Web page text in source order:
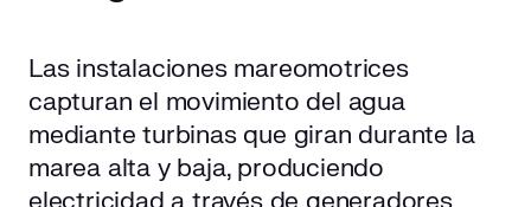
Las instalaciones mareomotrices
capturan el movimiento del agua
mediante turbinas que giran durante la
marea alta y baja, produciendo